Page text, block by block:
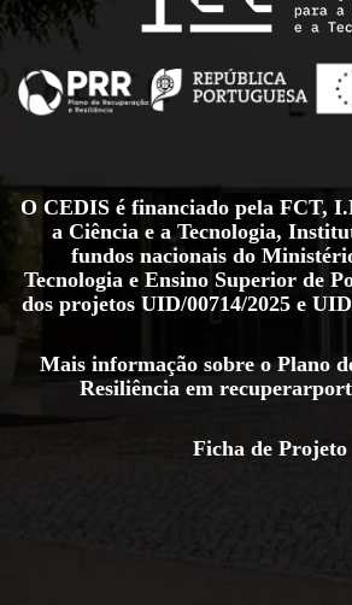
O CEDIS é financiado pela FCT,
a Ciência e a Tecnologia,
fundos nacionais do
Tecnologia e Ensino Superior de
dos projetos UID/00714/2025 e
Mais informação sobre o Plano
Resiliência em
Ficha de Projeto